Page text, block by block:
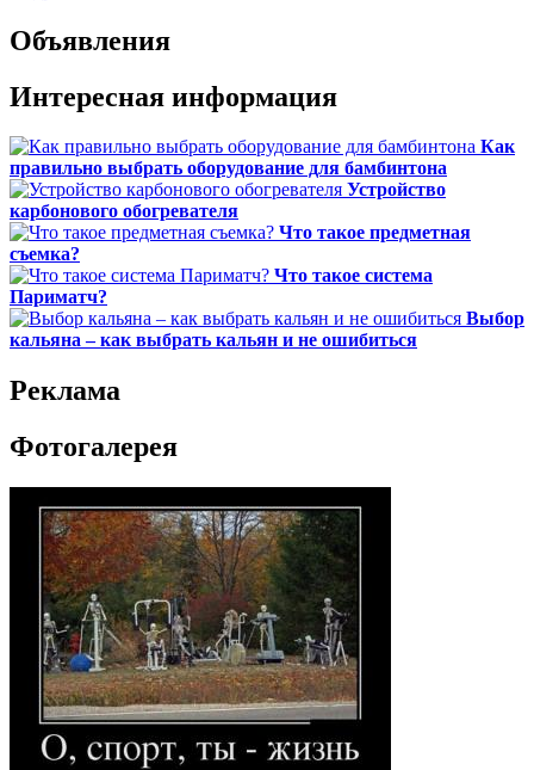
Объявления
Интересная информация
Как
правильно выбрать оборудование для бамбинтона
Устройство
карбонового обогревателя
Что такое предметная
съемка?
Что такое система
Париматч?
Выбор
кальяна – как выбрать кальян и не ошибиться
Реклама
Фотогалерея